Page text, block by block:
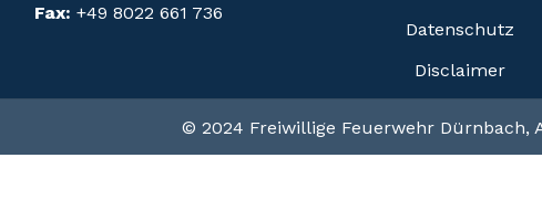
Fax: +49 8022 661 736
Daten­schutz
Disclaimer
© 2024 Freiwillige Feuerwehr Dürnbach,